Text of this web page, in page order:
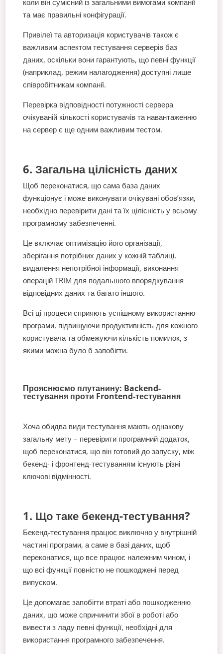
коли він сумісний із загальними вимогами компанії
та має правильні конфігурації.
Привілеї та авторизація користувачів також є
важливим аспектом тестування серверів баз
даних, оскільки вони гарантують, що певні функції
(наприклад, режим налагодження) доступні лише
співробітникам компанії.
Перевірка відповідності потужності сервера
очікуваній кількості користувачів та навантаженню
на сервер є ще одним важливим тестом.
6. Загальна цілісність даних
Щоб переконатися, що сама база даних
функціонує і може виконувати очікувані обов’язки,
необхідно перевірити дані та їх цілісність у всьому
програмному забезпеченні.
Це включає оптимізацію його організації,
зберігання потрібних даних у кожній таблиці,
видалення непотрібної інформації, виконання
операцій TRIM для подальшого впорядкування
відповідних даних та багато іншого.
Всі ці процеси сприяють успішному використанню
програми, підвищуючи продуктивність для кожного
користувача та обмежуючи кількість помилок, з
якими можна було б запобігти.
Прояснюємо плутанину: Backend-
тестування проти Frontend-тестування
Хоча обидва види тестування мають однакову
загальну мету – перевірити програмний додаток,
щоб переконатися, що він готовий до запуску, між
бекенд- і фронтенд-тестуванням існують різні
ключові відмінності.
1. Що таке бекенд-тестування?
Бекенд-тестування працює виключно у внутрішній
частині програми, а саме в базі даних, щоб
переконатися, що все працює належним чином, і
що всі функції повністю не пошкоджені перед
випуском.
Це допомагає запобігти втраті або пошкодженню
даних, що може спричинити збої в роботі або
вивести з ладу певні функції, необхідні для
використання програмного забезпечення.